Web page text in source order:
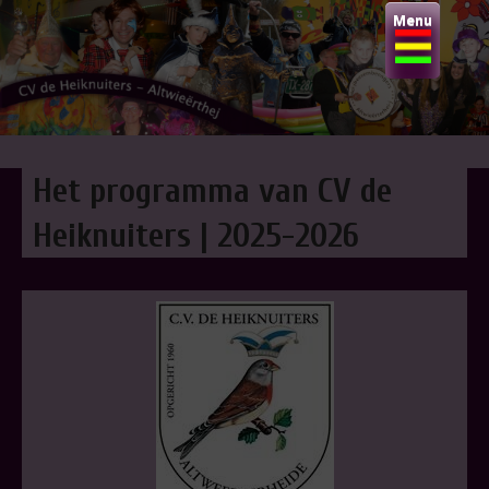
Skip
content
CV DE HEIKNUITERS
Altwieërthei-j
Het programma van CV de
Heiknuiters | 2025-2026
Menu